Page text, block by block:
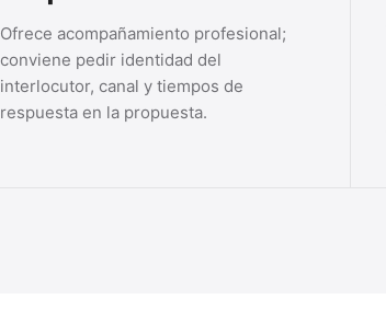
Ofrece acompañamiento profesional;
conviene pedir identidad del
interlocutor, canal y tiempos de
respuesta en la propuesta.